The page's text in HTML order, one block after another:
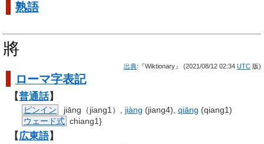
熟語
將
出典:『Wiktionary』 (2021/08/12 02:34 UTC 版)
ローマ字表記
【普通話】
ピンイン jiāng（jiang1）, jiàng (jiang4), qiāng (qiang1)
ウェード式 chiang1}
【広東語】